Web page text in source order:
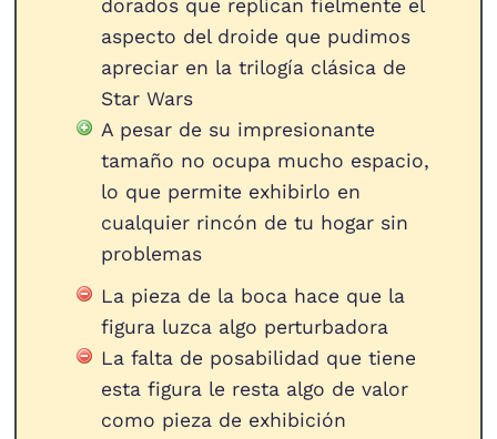
dorados que replican fielmente el
aspecto del droide que pudimos
apreciar en la trilogía clásica de
Star Wars
A pesar de su impresionante
tamaño no ocupa mucho espacio,
lo que permite exhibirlo en
cualquier rincón de tu hogar sin
problemas
La pieza de la boca hace que la
figura luzca algo perturbadora
La falta de posabilidad que tiene
esta figura le resta algo de valor
como pieza de exhibición